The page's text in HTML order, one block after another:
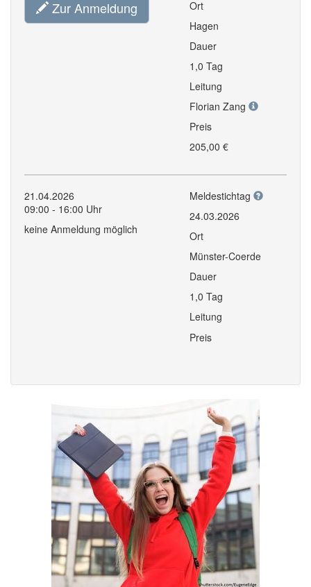
Zur Anmeldung
Ort
Hagen
Dauer
1,0 Tag
Leitung
Florian Zang
Preis
205,00 €
21.04.2026
09:00 - 16:00 Uhr
keine Anmeldung möglich
Meldestichtag
24.03.2026
Ort
Münster-Coerde
Dauer
1,0 Tag
Leitung
Preis